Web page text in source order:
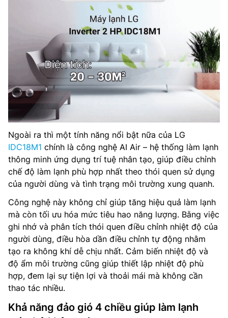
Ngoài ra thì một tính năng nổi bật nữa của LG
IDC18M1 chính là công nghệ AI Air – hệ thống làm lạnh
thông minh ứng dụng trí tuệ nhân tạo, giúp điều chỉnh
chế độ làm lạnh phù hợp nhất theo thói quen sử dụng
của người dùng và tình trạng môi trường xung quanh.
Công nghệ này không chỉ giúp tăng hiệu quả làm lạnh
mà còn tối ưu hóa mức tiêu hao năng lượng. Bằng việc
ghi nhớ và phân tích thói quen điều chỉnh nhiệt độ của
người dùng, điều hòa dần điều chỉnh tự động nhằm
tạo ra không khí dễ chịu nhất. Cảm biến nhiệt độ và
độ ẩm môi trường cũng giúp thiết lập nhiệt độ phù
hợp, đem lại sự tiện lợi và thoải mái mà không cần
thao tác nhiều.
Khả năng đảo gió 4 chiều giúp làm lạnh